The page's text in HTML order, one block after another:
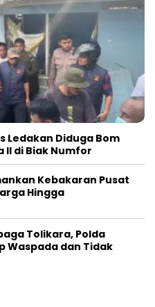
Ledakan Diduga Bom
II di Biak Numfor
Kebakaran Pusat
Hingga
Tolikara, Polda
Waspada dan Tidak